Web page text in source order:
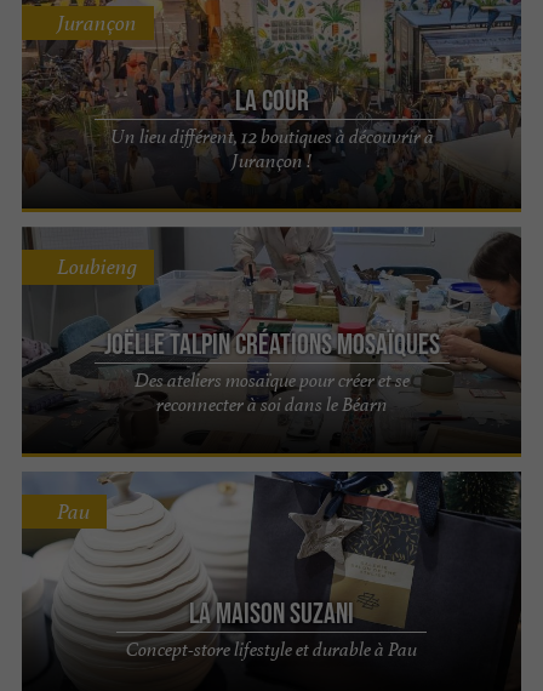
La Cour
Un lieu différent, 12 boutiques à découvrir à
Jurançon !
Jurançon
Joëlle Talpin Créations Mosaïques
Des ateliers mosaïque pour créer et se
reconnecter à soi dans le Béarn
Loubieng
La Maison Suzani
Concept-store lifestyle et durable à Pau
Pau